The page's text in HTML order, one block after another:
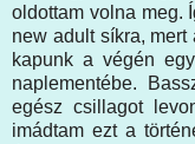
oldottam volna meg.
new adult síkra,
kapunk a végén
naplementébe.
egész csillagot
imádtam ezt a